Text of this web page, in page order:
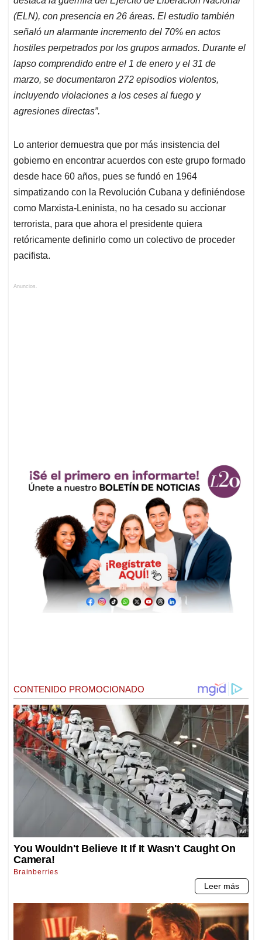
(ELN), con presencia en 26 áreas. El estudio también
señaló un alarmante incremento del 70% en actos
hostiles perpetrados por los grupos armados. Durante el
lapso comprendido entre el 1 de enero y el 31 de
marzo, se documentaron 272 episodios violentos,
incluyendo violaciones a los ceses al fuego y
agresiones directas”.
Lo anterior demuestra que por más insistencia del
gobierno en encontrar acuerdos con este grupo formado
desde hace 60 años, pues se fundó en 1964
simpatizando con la Revolución Cubana y definiéndose
como Marxista-Leninista, no ha cesado su accionar
terrorista, para que ahora el presidente quiera
retóricamente definirlo como un colectivo de proceder
pacifista.
Anuncios.